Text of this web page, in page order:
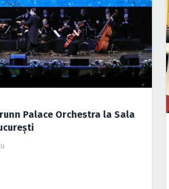
Palace Orchestra la Sala